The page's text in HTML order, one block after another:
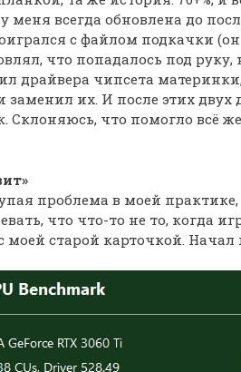
меня всегда обновлена до
с файлом подкачки
что попадалось под
драйвера чипсета
их. И после этих двух
Склоняюсь, что помогло всё
проблема в моей
что что-то не то, когда
моей старой карточкой. Начал